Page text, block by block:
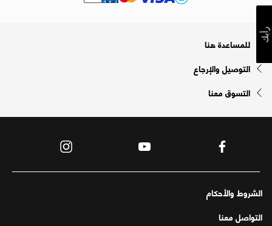
للمساعدة هنا
التوصيل والإرجاع
التسوق معنا
الشروط والأحكام
التواصل معنا
رأيك